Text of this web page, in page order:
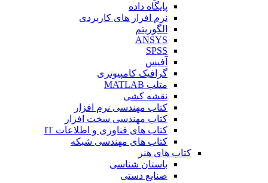
پایگاه داده
نرم افزار های کاربردی
الگوریتم
ANSYS
SPSS
آفیس
گرافیک کامپیوتری
متلب MATLAB
نقشه کشی
کتاب مهندسی نرم افزار
کتاب مهندسی سخت افزار
کتاب های فناوری و اطلاعات IT
کتاب های مهندسی شبکه
کتاب های هنر
باستان شناسی
صنایع دستی